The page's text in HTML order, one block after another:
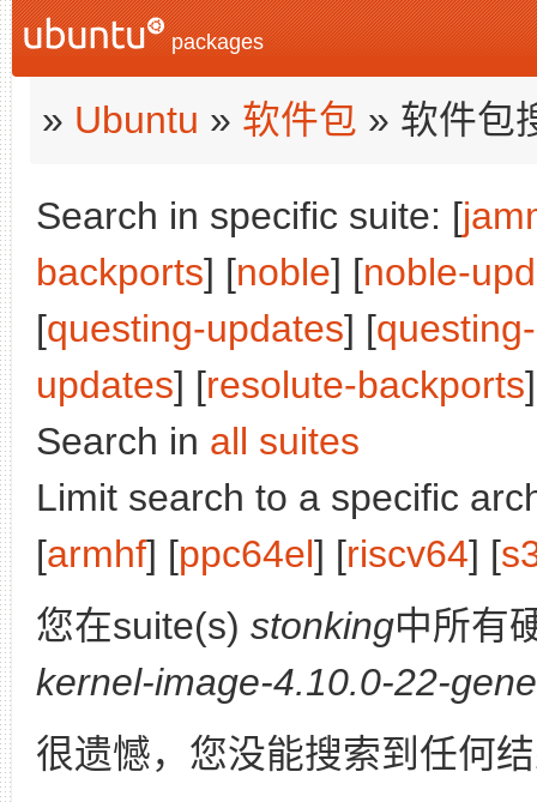
packages
» Ubuntu » 软件包 » 软件包
Search in specific suite: [
backports] [noble] [noble-
[questing-updates] [
updates] [resolute-backports
Search in all suites
Limit search to a specific
[armhf] [ppc64el] [riscv64] [
您在suite(s) stonking中所有
kernel-image-4.10.0-22-
很遗憾，您没能搜索到任何